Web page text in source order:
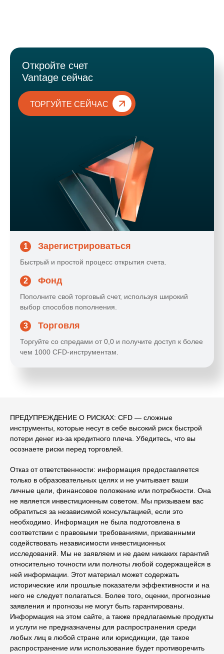
Откройте счет
Vantage сейчас
ТОРГУЙТЕ СЕЙЧАС
1 Зарегистрироваться
Быстрый и простой процесс открытия счета.
2 Фонд
Пополните свой торговый счет, используя широкий
выбор способов пополнения.
3 Торговля
Торгуйте со спредами от 0,0 и получите доступ к более
чем 1000 CFD-инструментам.
ПРЕДУПРЕЖДЕНИЕ О РИСКАХ: CFD — сложные
инструменты, которые несут в себе высокий риск быстрой
потери денег из-за кредитного плеча. Убедитесь, что вы
осознаете риски перед торговлей.
Отказ от ответственности: информация предоставляется
только в образовательных целях и не учитывает ваши
личные цели, финансовое положение или потребности. Она
не является инвестиционным советом. Мы призываем вас
обратиться за независимой консультацией, если это
необходимо. Информация не была подготовлена ​​в
соответствии с правовыми требованиями, призванными
содействовать независимости инвестиционных
исследований. Мы не заявляем и не даем никаких гарантий
относительно точности или полноты любой содержащейся в
ней информации. Этот материал может содержать
исторические или прошлые показатели эффективности и на
него не следует полагаться. Более того, оценки, прогнозные
заявления и прогнозы не могут быть гарантированы.
Информация на этом сайте, а также предлагаемые продукты
и услуги не предназначены для распространения среди
любых лиц в любой стране или юрисдикции, где такое
распространение или использование будет противоречить